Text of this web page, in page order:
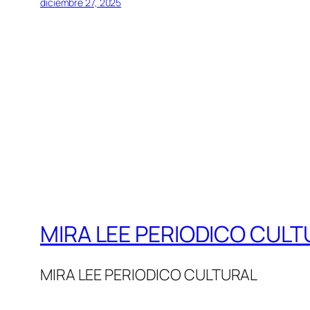
MIRA LEE PERIODICO
MIRA LEE PERIODICO CULTURAL